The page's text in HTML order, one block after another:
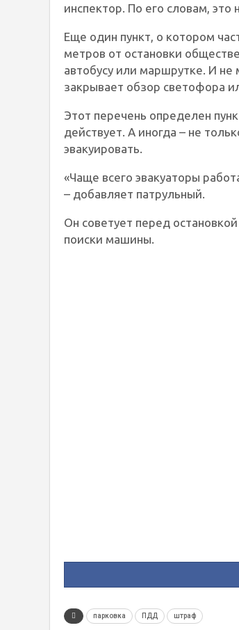
инспектор. По его словам,
Еще один пункт, о котором
метров от остановки
автобусу или маршрутке. И не
закрывает обзор светофора
Этот перечень определен
действует. А иногда – не
эвакуировать.
«Чаще всего эвакуаторы
– добавляет патрульный.
Он советует перед
поиски машины.
парковка ПДД штраф